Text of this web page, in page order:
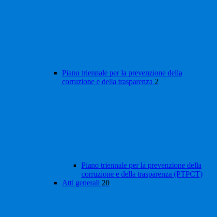
Piano triennale per la prevenzione della
corruzione e della trasparenza 2
Piano triennale per la prevenzione della
corruzione e della trasparenza (PTPCT)
Atti generali 20